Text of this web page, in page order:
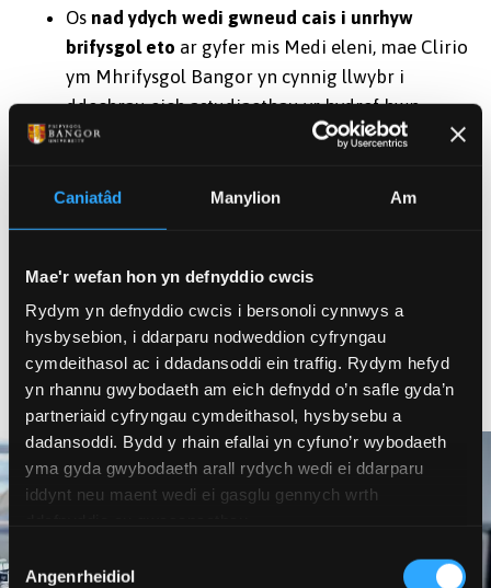
Caniatâd Manylion Am
Mae'r wefan hon yn defnyddio cwcis
Rydym yn defnyddio cwcis i bersonoli cynnwys a
hysbysebion, i ddarparu nodweddion cyfryngau
cymdeithasol ac i ddadansoddi ein traffig. Rydym hefyd
yn rhannu gwybodaeth am eich defnydd o’n safle gyda’n
partneriaid cyfryngau cymdeithasol, hysbysebu a
dadansoddi. Bydd y rhain efallai yn cyfuno’r wybodaeth
yma gyda gwybodaeth arall rydych wedi ei ddarparu
iddynt neu maent wedi ei gasglu gennych wrth
Caniatâd
Angenrheidiol
Os nad ydych wedi gwneud cais i unrhyw
brifysgol eto ar gyfer mis Medi eleni, mae Clirio
ym Mhrifysgol Bangor yn cynnig llwybr i
ddechrau eich astudiaethau yr hydref hwn.
Gall
sy'n dychwelyd i addysg
ym Mhrifysgol Bangor yn ffordd effeithlon o
gyflawni cwrs academaidd mewn amgylchedd
Os yw amgylchiadau annisgwyl wedi arwain at
ystyried mynd i'r brifysgol yn hwyrach yn y
cylch ymgeisio, gall Clirio ym Mhrifysgol
Bangor gynnig llwybr i addysg uwch.